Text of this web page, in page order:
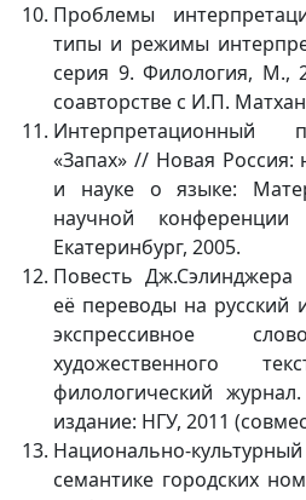
Проблемы
типы и режимы
серия 9. Филология, М.,
соавторстве с И.П.
Интерпретационный
«Запах» // Новая Россия:
и науке о языке:
научной
Екатеринбург, 2005.
Повесть
её переводы на русский
экспрессивное
художественного
филологический
издание: НГУ, 2011
Национально-
семантике городских